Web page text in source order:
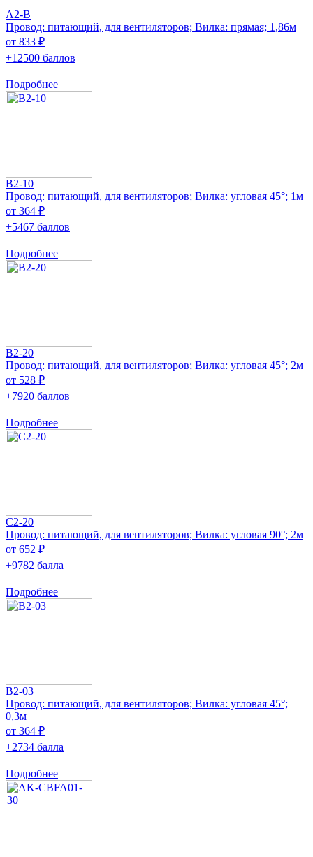
A2-B
Провод: питающий, для вентиляторов; Вилка: прямая; 1,86м
от 833 ₽
+12500 баллов
Подробнее
B2-10
Провод: питающий, для вентиляторов; Вилка: угловая 45°; 1м
от 364 ₽
+5467 баллов
Подробнее
B2-20
Провод: питающий, для вентиляторов; Вилка: угловая 45°; 2м
от 528 ₽
+7920 баллов
Подробнее
C2-20
Провод: питающий, для вентиляторов; Вилка: угловая 90°; 2м
от 652 ₽
+9782 балла
Подробнее
B2-03
Провод: питающий, для вентиляторов; Вилка: угловая 45°;
0,3м
от 364 ₽
+2734 балла
Подробнее